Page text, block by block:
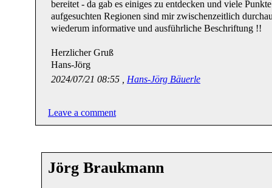
bereitet - da gab es einiges zu entdecken und viele
aufgesuchten Regionen sind mir zwischenzeitlich
wiederum informative und ausführliche Beschriftung !!
Herzlicher Gruß
Hans-Jörg
2024/07/21 08:55 , Hans-Jörg Bäuerle
Leave a comment
Jörg Braukmann